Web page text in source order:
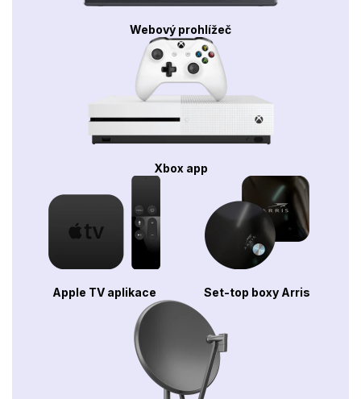
Webový prohlížeč
Xbox app
Apple TV aplikace Set-top boxy Arris